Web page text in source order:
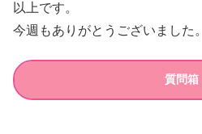
以上です。
今週もありがとうございました。
質問箱